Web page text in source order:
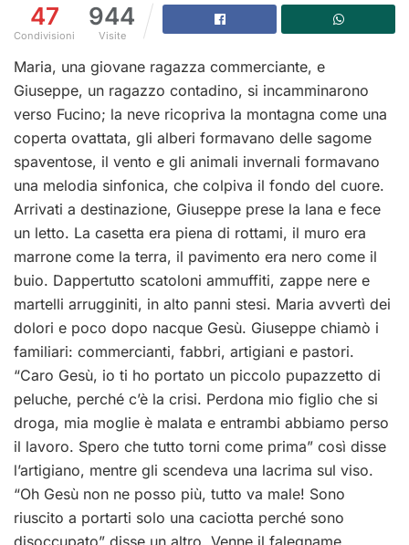
47
Condivisioni
944
Visite
Maria, una giovane ragazza commerciante, e
Giuseppe, un ragazzo contadino, si incamminarono
verso Fucino; la neve ricopriva la montagna come una
coperta ovattata, gli alberi formavano delle sagome
spaventose, il vento e gli animali invernali formavano
una melodia sinfonica, che colpiva il fondo del cuore.
Arrivati a destinazione, Giuseppe prese la lana e fece
un letto. La casetta era piena di rottami, il muro era
marrone come la terra, il pavimento era nero come il
buio. Dappertutto scatoloni ammuffiti, zappe nere e
martelli arrugginiti, in alto panni stesi. Maria avvertì dei
dolori e poco dopo nacque Gesù. Giuseppe chiamò i
familiari: commercianti, fabbri, artigiani e pastori.
“Caro Gesù, io ti ho portato un piccolo pupazzetto di
peluche, perché c’è la crisi. Perdona mio figlio che si
droga, mia moglie è malata e entrambi abbiamo perso
il lavoro. Spero che tutto torni come prima” così disse
l’artigiano, mentre gli scendeva una lacrima sul viso.
“Oh Gesù non ne posso più, tutto va male! Sono
riuscito a portarti solo una caciotta perché sono
disoccupato” disse un altro. Venne il falegname